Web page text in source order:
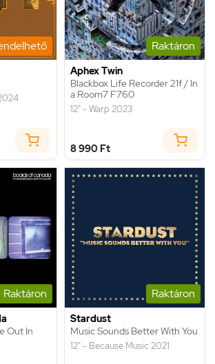
Raktáron
Aphex Twin
Blackbox Life Recorder 21f / In
a Room7 F760
12" - Warp 2023
8 990 Ft
Raktáron
Out In
Raktáron
Stardust
Music Sounds Better With You
12" - Because Music 2021